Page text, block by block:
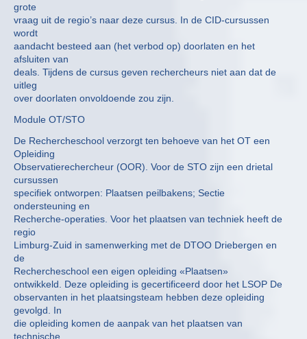
grote
vraag uit de regio’s naar deze cursus. In de CID-cursussen
wordt
aandacht besteed aan (het verbod op) doorlaten en het
afsluiten van
deals. Tijdens de cursus geven rechercheurs niet aan dat de
uitleg
over doorlaten onvoldoende zou zijn.
Module OT/STO
De Rechercheschool verzorgt ten behoeve van het OT een
Opleiding
Observatierechercheur (OOR). Voor de STO zijn een drietal
cursussen
specifiek ontworpen: Plaatsen peilbakens; Sectie
ondersteuning en
Recherche-operaties. Voor het plaatsen van techniek heeft de
regio
Limburg-Zuid in samenwerking met de DTOO Driebergen en
de
Rechercheschool een eigen opleiding «Plaatsen»
ontwikkeld. Deze opleiding is gecertificeerd door het LSOP De
observanten in het plaatsingsteam hebben deze opleiding
gevolgd. In
die opleiding komen de aanpak van het plaatsen van
technische